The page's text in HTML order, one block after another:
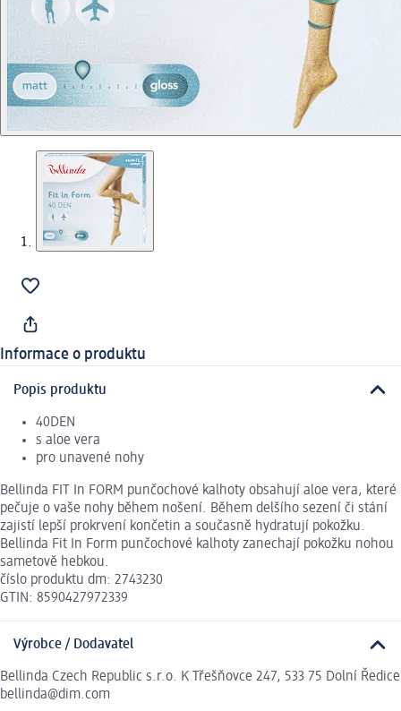
Informace o produktu
Popis produktu
40DEN
s aloe vera
pro unavené nohy
Bellinda FIT In FORM punčochové kalhoty obsahují aloe vera, které
pečuje o vaše nohy během nošení. Během delšího sezení či stání
zajistí lepší prokrvení končetin a současně hydratují pokožku.
Bellinda Fit In Form punčochové kalhoty zanechají pokožku nohou
sametově hebkou.
číslo produktu dm: 2743230
GTIN: 8590427972339
Výrobce / Dodavatel
Bellinda Czech Republic s.r.o. K Třešňovce 247, 533 75 Dolní Ředice
bellinda@dim.com